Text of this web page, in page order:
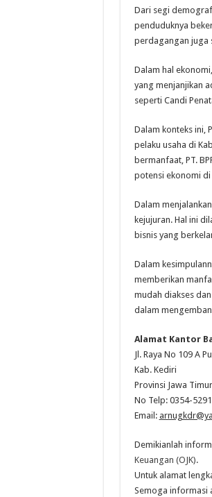
Dari segi
penduduknya
perdagangan juga
Dalam hal
yang menjanjikan
seperti Candi
Dalam konteks ini,
pelaku usaha di
bermanfaat, PT.
potensi ekonomi
Dalam
kejujuran. Hal ini
bisnis yang
Dalam
memberikan
mudah diakses
dalam
Alamat Kantor
Jl. Raya No 109 A
Kab. Kediri
Provinsi Jawa Timur
No Telp: 0354-
Email:
Demikianlah
Keuangan (OJK).
Untuk alamat
Semoga informasi